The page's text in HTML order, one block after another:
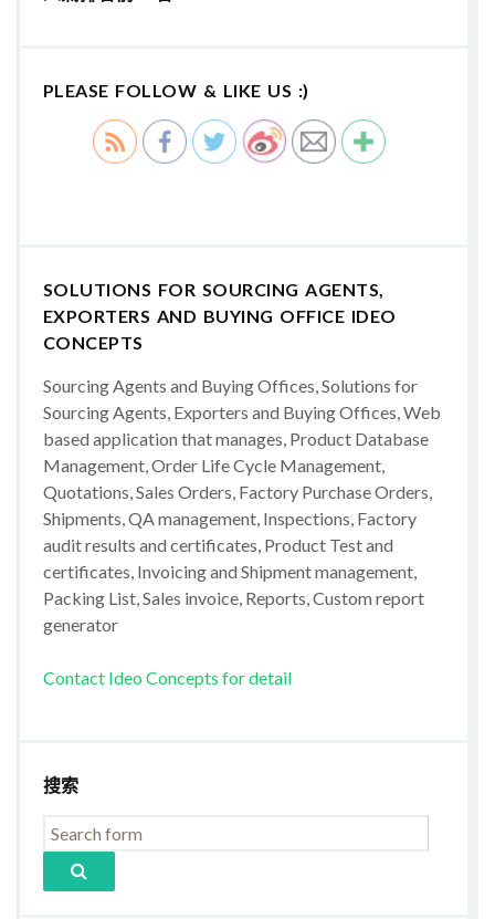
PLEASE FOLLOW & LIKE US :)
SOLUTIONS FOR SOURCING AGENTS,
EXPORTERS AND BUYING OFFICE IDEO
CONCEPTS
Sourcing Agents and Buying Offices, Solutions for
Sourcing Agents, Exporters and Buying Offices, Web
based application that manages, Product Database
Management, Order Life Cycle Management,
Quotations, Sales Orders, Factory Purchase Orders,
Shipments, QA management, Inspections, Factory
audit results and certificates, Product Test and
certificates, Invoicing and Shipment management,
Packing List, Sales invoice, Reports, Custom report
generator
Contact Ideo Concepts for detail
搜索